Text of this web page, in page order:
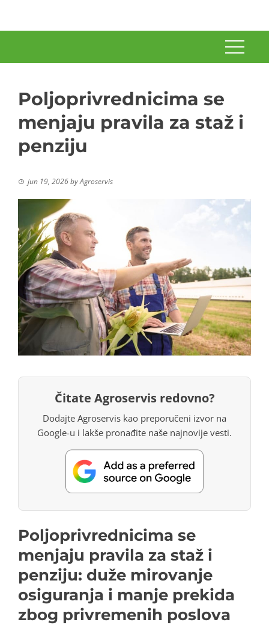
Poljoprivrednicima se
menjaju pravila za staž i
penziju
jun 19, 2026byAgroservis
Čitate Agroservis redovno?
Dodajte Agroservis kao preporučeni izvor na
Google-u i lakše pronađite naše najnovije vesti.
Poljoprivrednicima se
menjaju pravila za staž i
penziju: duže mirovanje
osiguranja i manje prekida
zbog privremenih poslova